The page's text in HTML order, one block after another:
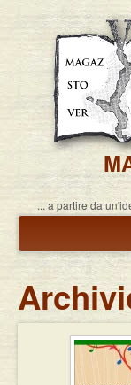
... a partire da
Annuncio
Carlo